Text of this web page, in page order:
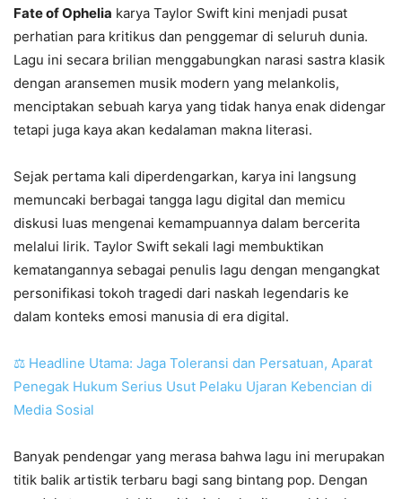
Fate of Ophelia karya Taylor Swift kini menjadi pusat
perhatian para kritikus dan penggemar di seluruh dunia.
Lagu ini secara brilian menggabungkan narasi sastra klasik
dengan aransemen musik modern yang melankolis,
menciptakan sebuah karya yang tidak hanya enak didengar
tetapi juga kaya akan kedalaman makna literasi.
Sejak pertama kali diperdengarkan, karya ini langsung
memuncaki berbagai tangga lagu digital dan memicu
diskusi luas mengenai kemampuannya dalam bercerita
melalui lirik. Taylor Swift sekali lagi membuktikan
kematangannya sebagai penulis lagu dengan mengangkat
personifikasi tokoh tragedi dari naskah legendaris ke
dalam konteks emosi manusia di era digital.
⚖️ Headline Utama: Jaga Toleransi dan Persatuan, Aparat
Penegak Hukum Serius Usut Pelaku Ujaran Kebencian di
Media Sosial
Banyak pendengar yang merasa bahwa lagu ini merupakan
titik balik artistik terbaru bagi sang bintang pop. Dengan